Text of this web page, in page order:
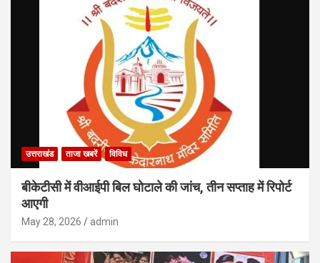
उत्तराखंड ताजा खबरें विविध
बीकेटीसी में वीआईपी बिल घोटाले की जांच, तीन सप्ताह में रिपोर्ट
आएगी
May 28, 2026 admin